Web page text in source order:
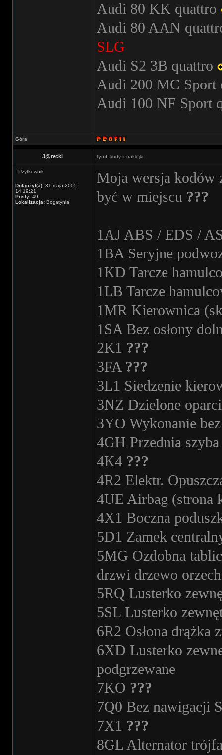
Audi 80 KK quattro
Audi 80 AAN
SLG
Audi S2 3B quattro
Audi 200 MC Sport
Audi 100 NF Sport
Góra
J@recki Tytuł: kody z naklejki
Użytkownik
Dołączył(a): 31.maja.2005
14:19:21
Posty: 49
Lokalizacja: Bogatynia
Moja wersja kodów
być w miejscu ???
1AJ ABS / EDS /
1BA Seryjne
1KD Tarcze
1LB Tarcze
1MR Kierownica
1SA Bez osłony
2K1 ???
3FA ???
3L1 Siedzenie
3NZ Dzielone
3YO Wykonanie
4GH Przednia
4K4 ???
4R2 Elektr.
4UE Airbag (strona
4X1 Boczna
5D1 Zamek
5MG Ozdobna
drzwi drzewo
5RQ Lusterko
5SL Lusterko
6R2 Osłona drążka
6XD Lusterko
podgrzewane
7KO ???
7Q0 Bez nawigacji
7X1 ???
8GL Alternator